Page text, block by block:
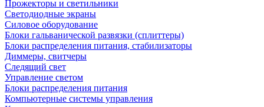
Прожекторы и светильники
Светодиодные экраны
Силовое оборудование
Блоки гальванической развязки (сплиттеры)
Блоки распределения питания, стабилизаторы
Диммеры, свитчеры
Следящий свет
Управление светом
Блоки распределения питания
Компьютерные системы управления